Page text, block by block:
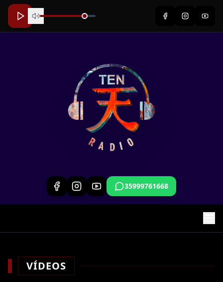
35999761668
VÍDEOS